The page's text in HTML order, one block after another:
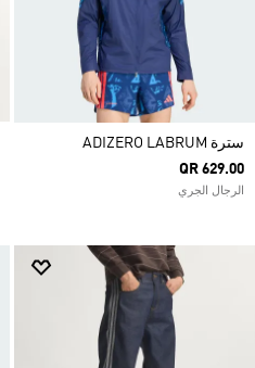
سترة ADIZERO LABRUM
QR 629.00
الرجال الجري